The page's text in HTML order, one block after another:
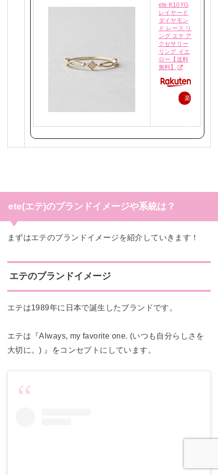
ete K10YG
レイヤード
ダイヤモン
ド レース リ
ング エテ ア
クセサリー
リング イエ
ロー【送料
無料】
楽
購
ete(エテ)のブランドイメージや系統は？
まずはエテのブランドイメージを紹介していきます！
エテのブランドイメージ
エテは1989年に日本で誕生したブランドです。
エテは『Always, my favorite one. (いつも自分らしさを
大切に。) 』をコンセプトにしています。